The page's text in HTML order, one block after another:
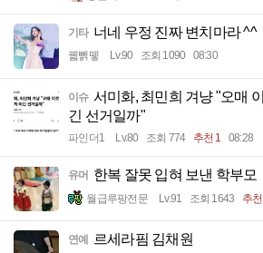
기타 너네 우정 진짜 변치마라 ^^
꿻뻵뗗 Lv.90 조회 1090 08:30
이슈 서미화, 최민희 겨냥 "오매
긴 선거일까"
파인더1 Lv.80 조회 774 추천 1 08:28
유머 한복 잘못 입혀 보낸 학부모
월급루팡전문 Lv.91 조회 1643 추
연예 르세라핌 김채원